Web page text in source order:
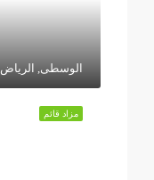
الوسطى, الرياض
مزاد قائم